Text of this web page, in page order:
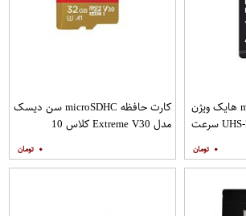
کارت حافظه microSDXC هایک ویژن
کلاس 10 استاندارد UHS-I U1 سرعت
۰
کارت حافظه microSDHC سن دیسک
مدل Extreme V30 کلاس 10
160MBps ظرفیت 32 گیگابایت
۰